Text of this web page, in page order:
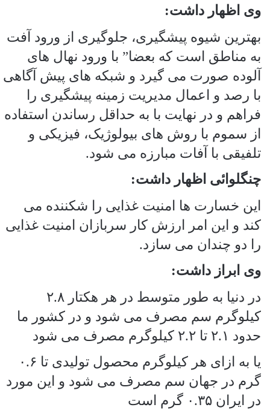
وی اظهار داشت:
بهترین شیوه پیشگیری، جلوگیری از ورود آفت
به مناطق است که بعضا” با ورود نهال های
آلوده صورت می گیرد و شبکه های پیش آگاهی
با رصد و اعمال مدیریت زمینه پیشگیری را
فراهم و در نهایت با به حداقل رساندن استفاده
از سموم با روش های بیولوژیک، فیزیکی و
تلفیقی با آفات مبارزه می شود.
چنگلوائی اظهار داشت:
این خسارت ها امنیت غذایی را شکننده می
کند و این امر ارزش کار سربازان امنیت غذایی
را دو چندان می سازد.
وی ابراز داشت:
در دنیا به طور متوسط در هر هکتار ۲.۸
کیلوگرم سم مصرف می شود و در کشور ما
حدود ۲.۱ تا ۲.۲ کیلوگرم مصرف می شود
یا به ازای هر کیلوگرم محصول تولیدی تا ۰.۶
گرم در جهان سم مصرف می شود و این مورد
در ایران ۰.۳۵ گرم است